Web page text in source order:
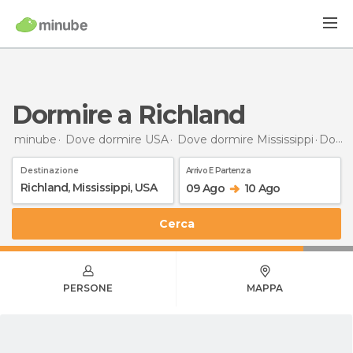
Dormire a Richland
minube Dove dormire USA Dove dormire Mississippi Dormire
Destinazione Arrivo E Partenza
09 Ago 10 Ago
Cerca
PERSONE MAPPA